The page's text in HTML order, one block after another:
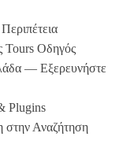
Tours Οδηγός
— Εξερευνήστε
Plugins
Αναζήτηση